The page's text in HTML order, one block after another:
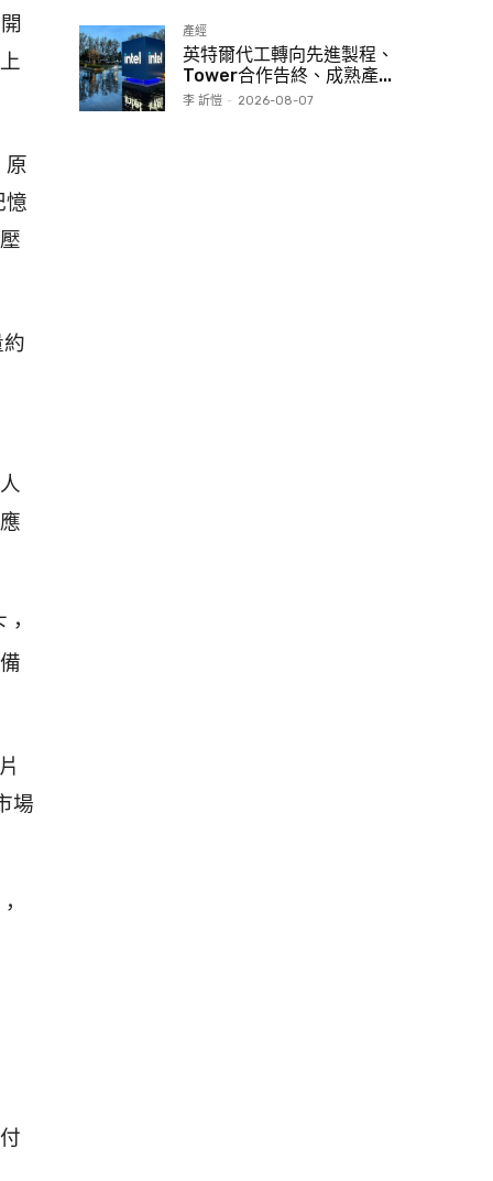
原
憶
場
產經
英特爾代工轉向先進製程、
Tower合作告終、成熟產...
李 訢愷 - 2026-08-07